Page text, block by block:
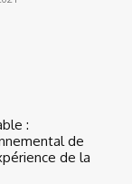
:
de
de la